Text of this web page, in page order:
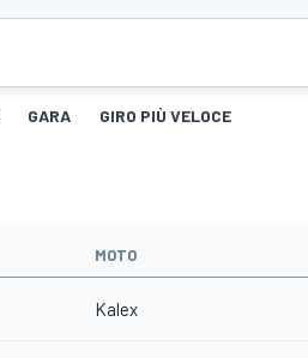
GARA GIRO PIÙ VELOCE
MOTO
Kalex